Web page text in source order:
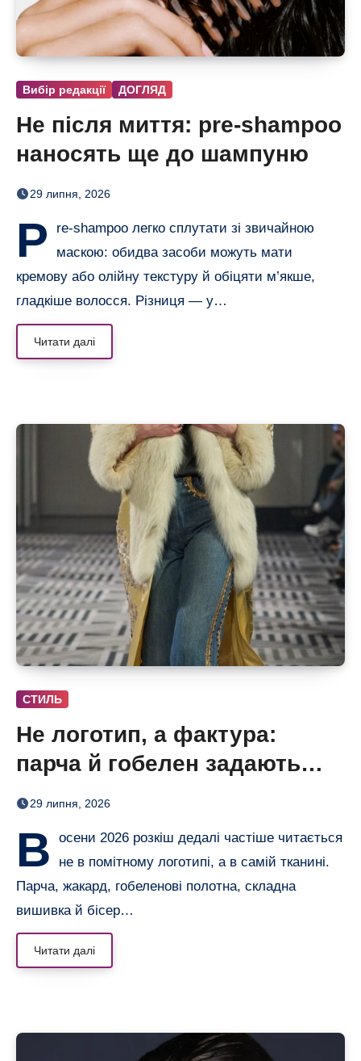
Вибір редакції ДОГЛЯД
Не після миття: pre-shampoo
наносять ще до шампуню
29 липня, 2026
P
re-shampoo легко сплутати зі звичайною
маскою: обидва засоби можуть мати
кремову або олійну текстуру й обіцяти м’якше,
гладкіше волосся. Різниця — у…
Читати далі
СТИЛЬ
Не логотип, а фактура:
парча й гобелен задають
нову розкіш осені
29 липня, 2026
В
осени 2026 розкіш дедалі частіше читається
не в помітному логотипі, а в самій тканині.
Парча, жакард, гобеленові полотна, складна
вишивка й бісер…
Читати далі